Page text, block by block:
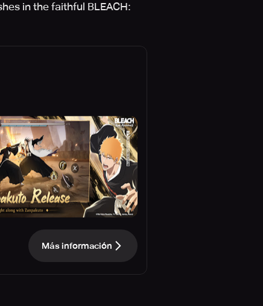
in the faithful BLEACH:
Más información